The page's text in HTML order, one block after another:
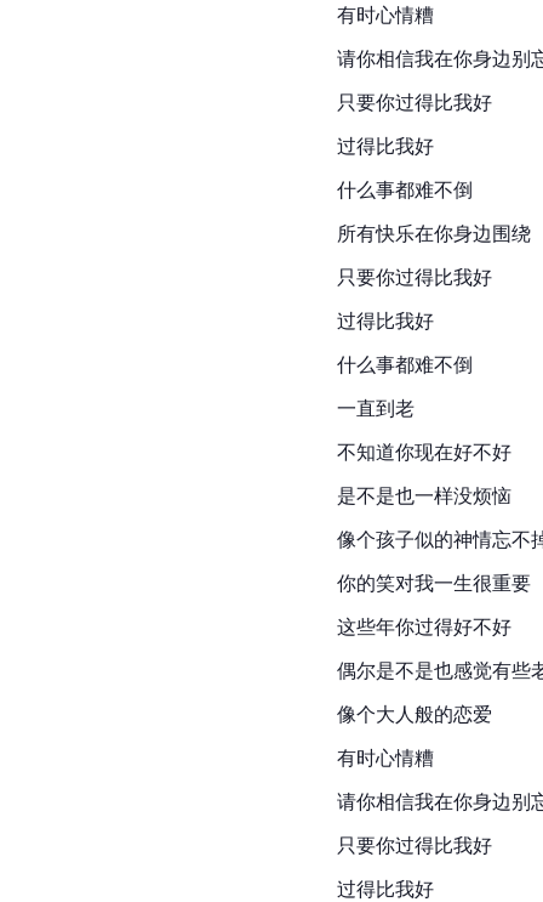
有时心情糟
请你相信我在你身边别
只要你过得比我好
过得比我好
什么事都难不倒
所有快乐在你身边围绕
只要你过得比我好
过得比我好
什么事都难不倒
一直到老
不知道你现在好不好
是不是也一样没烦恼
像个孩子似的神情忘不
你的笑对我一生很重要
这些年你过得好不好
偶尔是不是也感觉有些
像个大人般的恋爱
有时心情糟
请你相信我在你身边别
只要你过得比我好
过得比我好